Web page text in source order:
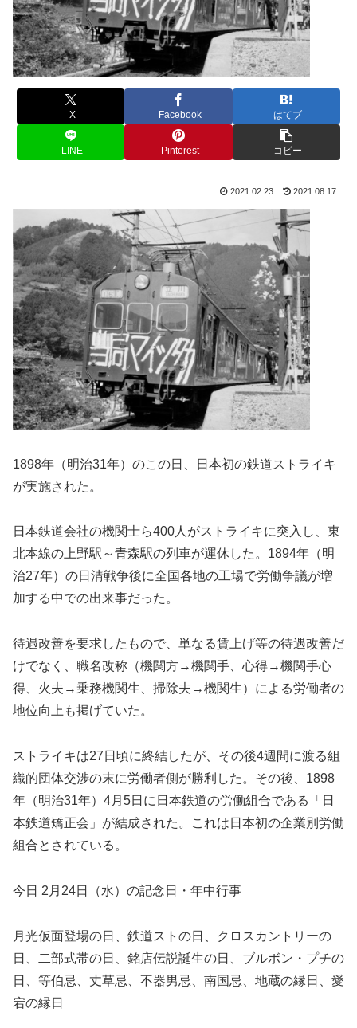
X Facebook はてブ
LINE Pinterest コピー
2021.02.23 2021.08.17
1898年（明治31年）のこの日、日本初の鉄道ストライキ
が実施された。
日本鉄道会社の機関士ら400人がストライキに突入し、東
北本線の上野駅～青森駅の列車が運休した。1894年（明
治27年）の日清戦争後に全国各地の工場で労働争議が増
加する中での出来事だった。
待遇改善を要求したもので、単なる賃上げ等の待遇改善だ
けでなく、職名改称（機関方→機関手、心得→機関手心
得、火夫→乗務機関生、掃除夫→機関生）による労働者の
地位向上も掲げていた。
ストライキは27日頃に終結したが、その後4週間に渡る組
織的団体交渉の末に労働者側が勝利した。その後、1898
年（明治31年）4月5日に日本鉄道の労働組合である「日
本鉄道矯正会」が結成された。これは日本初の企業別労働
組合とされている。
今日 2月24日（水）の記念日・年中行事
月光仮面登場の日、鉄道ストの日、クロスカントリーの
日、二部式帯の日、銘店伝説誕生の日、ブルボン・プチの
日、等伯忌、丈草忌、不器男忌、南国忌、地蔵の縁日、愛
宕の縁日